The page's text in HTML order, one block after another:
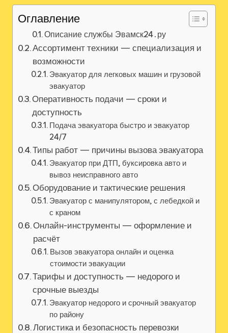
Оглавление
Описание службы Эвамск24․ру
Ассортимент техники — специализация и
возможности
Эвакуатор для легковых машин и грузовой
эвакуатор
Оперативность подачи — сроки и
доступность
Подача эвакуатора быстро и эвакуатор
24/7
Типы работ — причины вызова эвакуатора
Эвакуатор при ДТП‚ буксировка авто и
вывоз неисправного авто
Оборудование и тактические решения
Эвакуатор с манипулятором‚ с лебедкой и
с краном
Онлайн-инструменты — оформление и
расчёт
Вызов эвакуатора онлайн и оценка
стоимости эвакуации
Тарифы и доступность — недорого и
срочные выезды
Эвакуатор недорого и срочный эвакуатор
по району
Логистика и безопасность перевозки